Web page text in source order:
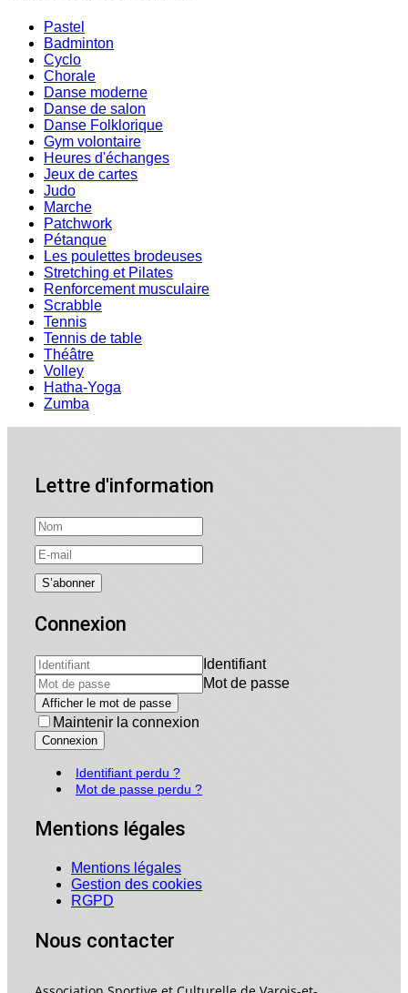
Pastel
Badminton
Cyclo
Chorale
Danse moderne
Danse de salon
Danse Folklorique
Gym volontaire
Heures d'échanges
Jeux de cartes
Judo
Marche
Patchwork
Pétanque
Les poulettes brodeuses
Stretching et Pilates
Renforcement musculaire
Scrabble
Tennis
Tennis de table
Théâtre
Volley
Hatha-Yoga
Zumba
Lettre d'information
Connexion
Identifiant
Mot de passe
Afficher le mot de passe
Maintenir la connexion
Connexion
Identifiant perdu ?
Mot de passe perdu ?
Mentions légales
Mentions légales
Gestion des cookies
RGPD
Nous contacter